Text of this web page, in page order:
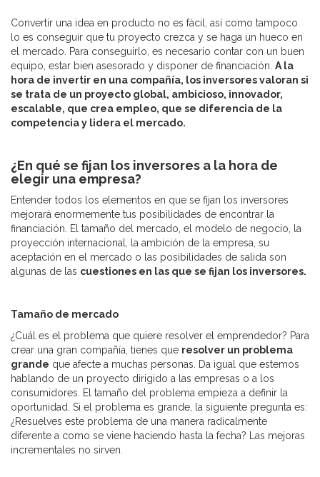
Convertir una idea en producto no es fácil, así como tampoco
lo es conseguir que tu proyecto crezca y se haga un hueco en
el mercado. Para conseguirlo, es necesario contar con un buen
equipo, estar bien asesorado y disponer de financiación. A la
hora de invertir en una compañía, los inversores valoran si
se trata de un proyecto global, ambicioso, innovador,
escalable, que crea empleo, que se diferencia de la
competencia y lidera el mercado.
¿En qué se fijan los inversores a la hora de
elegir una empresa?
Entender todos los elementos en que se fijan los inversores
mejorará enormemente tus posibilidades de encontrar la
financiación. El tamaño del mercado, el modelo de negocio, la
proyección internacional, la ambición de la empresa, su
aceptación en el mercado o las posibilidades de salida son
algunas de las cuestiones en las que se fijan los inversores.
Tamaño de mercado
¿Cuál es el problema que quiere resolver el emprendedor? Para
crear una gran compañía, tienes que resolver un problema
grande que afecte a muchas personas. Da igual que estemos
hablando de un proyecto dirigido a las empresas o a los
consumidores. El tamaño del problema empieza a definir la
oportunidad. Si el problema es grande, la siguiente pregunta es:
¿Resuelves este problema de una manera radicalmente
diferente a como se viene haciendo hasta la fecha? Las mejoras
incrementales no sirven.